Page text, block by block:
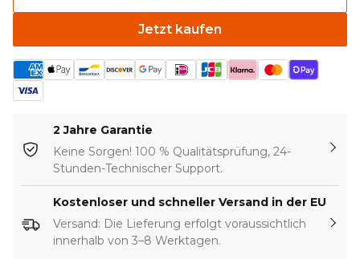
Jetzt kaufen
2 Jahre Garantie
Keine Sorgen! 100 % Qualitätsprüfung, 24-
Stunden-Technischer Support.
Kostenloser und schneller Versand in der EU
Versand: Die Lieferung erfolgt voraussichtlich
innerhalb von 3–8 Werktagen.